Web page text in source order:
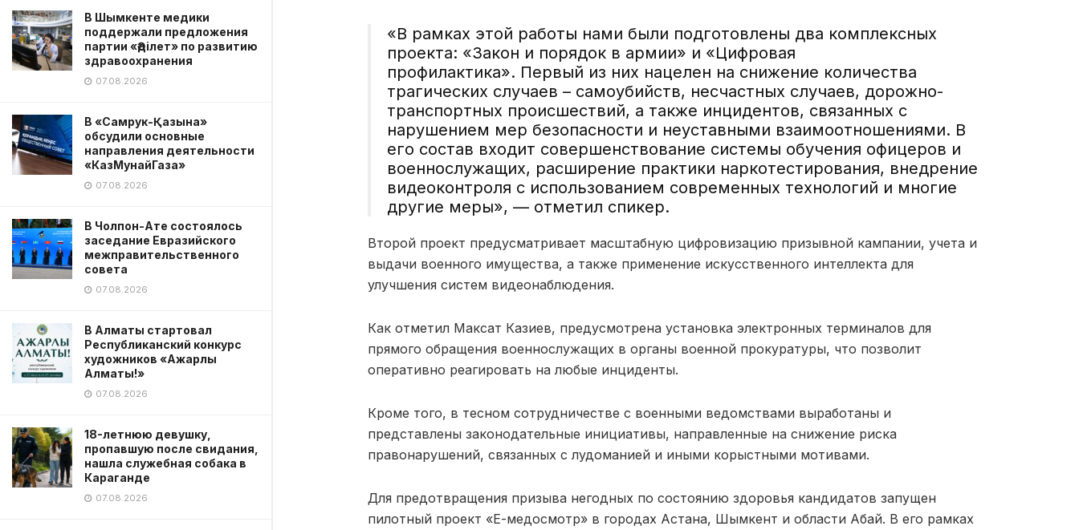
В Шымкенте медики
поддержали предложения
партии «Әділет» по развитию
здравоохранения
07.08.2026
В «Самрук-Қазына»
обсудили основные
направления деятельности
«КазМунайГаза»
07.08.2026
В Чолпон-Ате состоялось
заседание Евразийского
межправительственного
совета
07.08.2026
В Алматы стартовал
Республиканский конкурс
художников «Ажарлы
Алматы!»
07.08.2026
18-летнюю девушку,
пропавшую после свидания,
нашла служебная собака в
Караганде
07.08.2026
«В рамках этой работы нами были подготовлены два комплексных
проекта: «Закон и порядок в армии» и «Цифровая
профилактика». Первый из них нацелен на снижение количества
трагических случаев – самоубийств, несчастных случаев, дорожно-
транспортных происшествий, а также инцидентов, связанных с
нарушением мер безопасности и неуставными взаимоотношениями. В
его состав входит совершенствование системы обучения офицеров и
военнослужащих, расширение практики наркотестирования, внедрение
видеоконтроля с использованием современных технологий и многие
другие меры», — отметил спикер.
Второй проект предусматривает масштабную цифровизацию призывной кампании, учета и
выдачи военного имущества, а также применение искусственного интеллекта для
улучшения систем видеонаблюдения.
Как отметил Максат Казиев, предусмотрена установка электронных терминалов для
прямого обращения военнослужащих в органы военной прокуратуры, что позволит
оперативно реагировать на любые инциденты.
Кроме того, в тесном сотрудничестве с военными ведомствами выработаны и
представлены законодательные инициативы, направленные на снижение риска
правонарушений, связанных с лудоманией и иными корыстными мотивами.
Для предотвращения призыва негодных по состоянию здоровья кандидатов запущен
пилотный проект «Е-медосмотр» в городах Астана, Шымкент и области Абай. В его рамках